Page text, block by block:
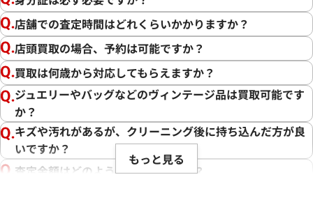
店舗での査定時間はどれくらいかかりますか？
店頭買取の場合、予約は可能ですか？
買取は何歳から対応してもらえますか？
ジュエリーやバッグなどのヴィンテージ品は買取可能です
か？
キズや汚れがあるが、クリーニング後に持ち込んだ方が良
いですか？
査定金額はどのように決まりますか？
もっと見る